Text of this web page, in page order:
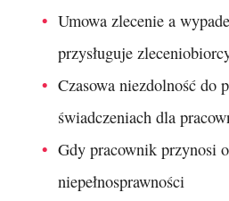
Umowa zlecenie a
przysługuje
Czasowa niezdolność do
świadczeniach dla
Gdy pracownik przynosi
niepełnosprawności